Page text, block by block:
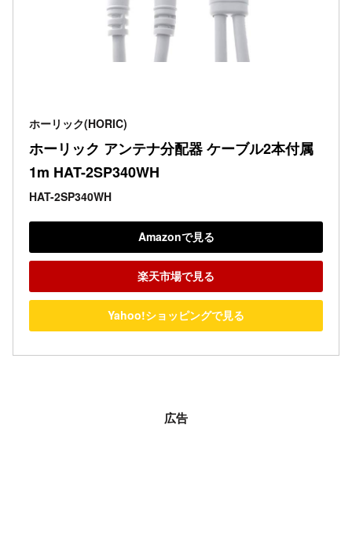
ホーリック(HORIC)
ホーリック アンテナ分配器 ケーブル2本付属
1m HAT-2SP340WH
HAT-2SP340WH
Amazonで見る
楽天市場で見る
Yahoo!ショッピングで見る
広告